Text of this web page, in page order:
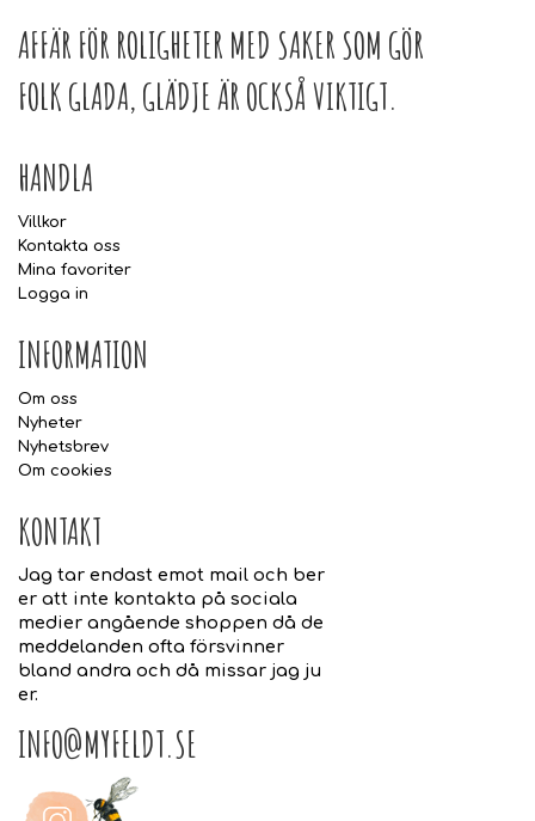
AFFÄR FÖR ROLIGHETER MED SAKER SOM GÖR
FOLK GLADA, GLÄDJE ÄR OCKSÅ VIKTIGT.
HANDLA
Villkor
Kontakta oss
Mina favoriter
Logga in
INFORMATION
Om oss
Nyheter
Nyhetsbrev
Om cookies
KONTAKT
Jag tar endast emot mail och ber
er att inte kontakta på sociala
medier angående shoppen då de
meddelanden ofta försvinner
bland andra och då missar jag ju
er.
INFO@MYFELDT.SE